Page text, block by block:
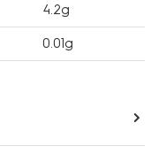
4.2g
0.01g